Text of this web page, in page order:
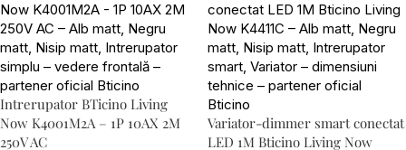
Intrerupator BTicino Living
Now K4001M2A – 1P 10AX 2M
250V AC
Variator-dimmer smart conectat
LED 1M Bticino Living Now